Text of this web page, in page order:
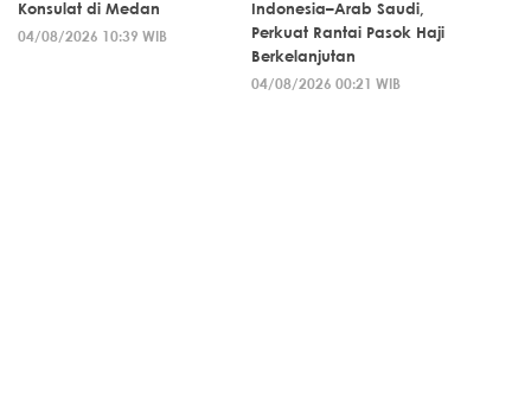
Konsulat di Medan
04/08/2026 10:39 WIB
Indonesia–Arab Saudi,
Perkuat Rantai Pasok Haji
Berkelanjutan
04/08/2026 00:21 WIB